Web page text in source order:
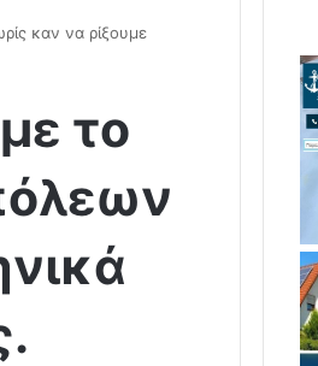
καν να ρίξουμε
το